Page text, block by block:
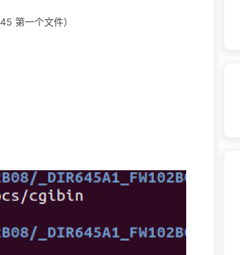
第一个文件）